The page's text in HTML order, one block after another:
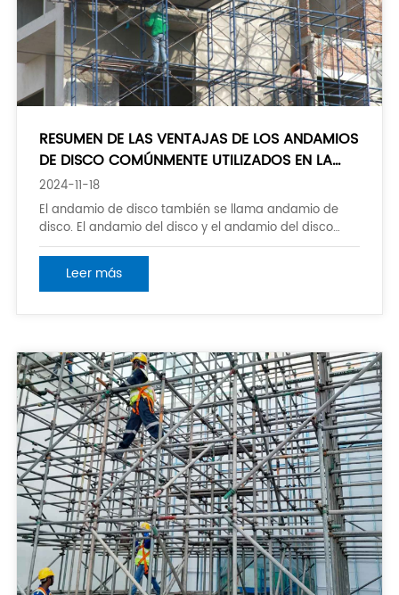
RESUMEN DE LAS VENTAJAS DE LOS ANDAMIOS
DE DISCO COMÚNMENTE UTILIZADOS EN LA
INDUSTRIA
2024-11-18
El andamio de disco también se llama andamio de
disco. El andamio del disco y el andamio del disco
también se llaman marco de Rhea, andamio del
enchufe del disco, andamio del disco del zócalo, y
marco del sistema. Sus características principales
Leer más